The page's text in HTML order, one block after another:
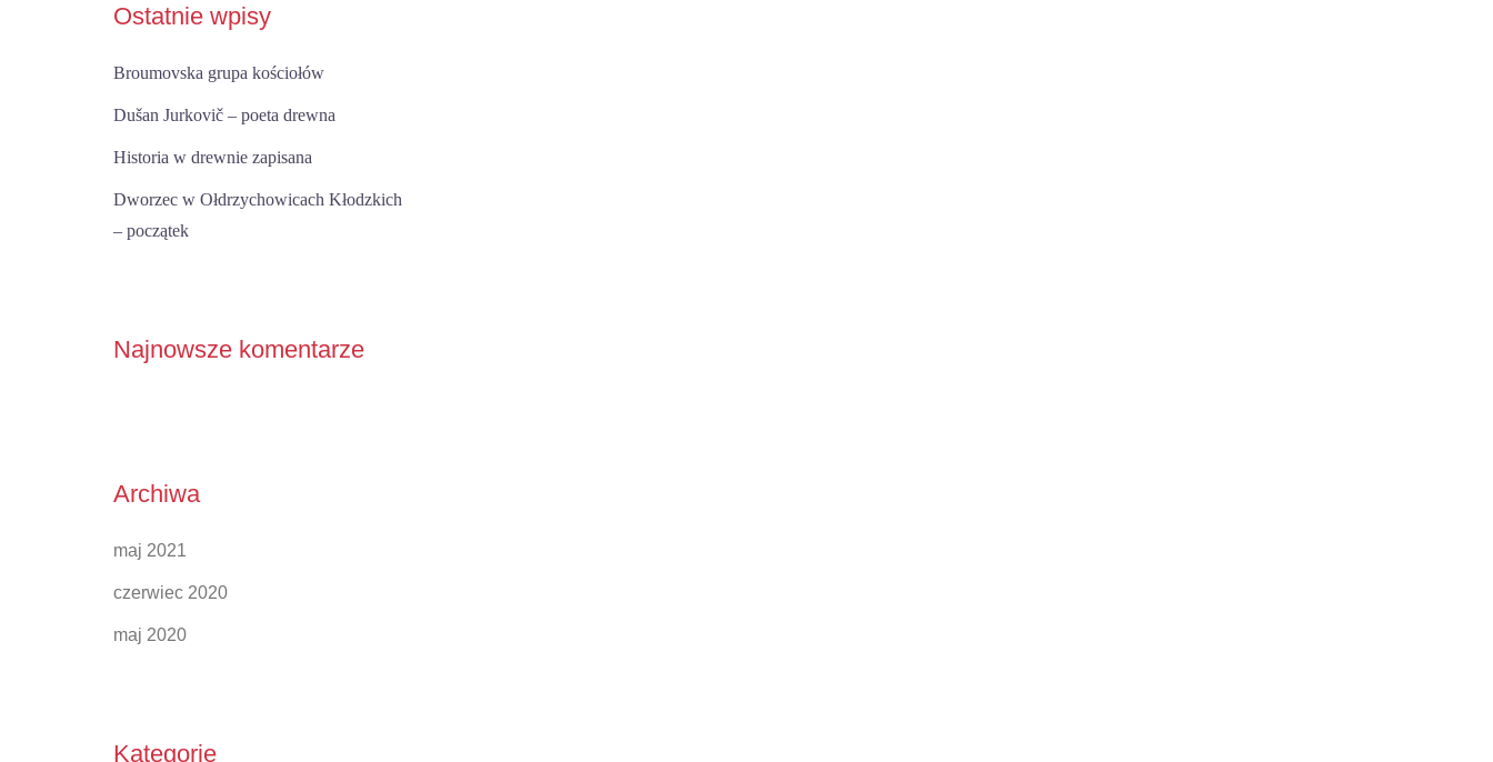
Ostatnie wpisy
Broumovska grupa kościołów
Dušan Jurkovič – poeta drewna
Historia w drewnie zapisana
Dworzec w Ołdrzychowicach Kłodzkich
– początek
Najnowsze komentarze
Archiwa
maj 2021
czerwiec 2020
maj 2020
Kategorie